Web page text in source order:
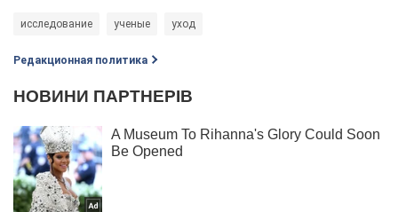
исследование ученые уход
Редакционная политика